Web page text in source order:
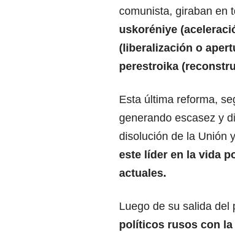
comunista, giraban en
uskoréniye
(liberalización o
perestroika
Esta última reforma,
generando escasez y
disolución de la Unión
este líder en la vida
actuales.
Luego de su salida del
políticos rusos con la